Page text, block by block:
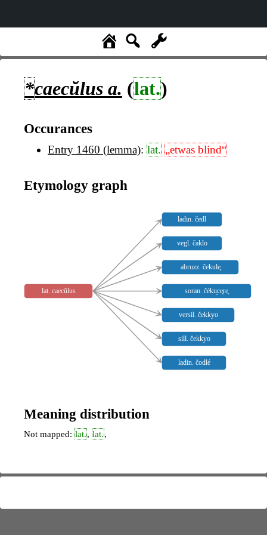
*caecŭlus a. (lat.)
Occurances
Entry 1460 (lemma): lat. „etwas blind“
Etymology graph
lat. caecŭlus
ladin. čedl
vegl. čaklo
abruzz. čekule̥
soran. čéku̯ce̥re̥
versil. čekkyo
sill. čekkyo
ladin. čodlé
Meaning distribution
Not mapped: lat., lat.,